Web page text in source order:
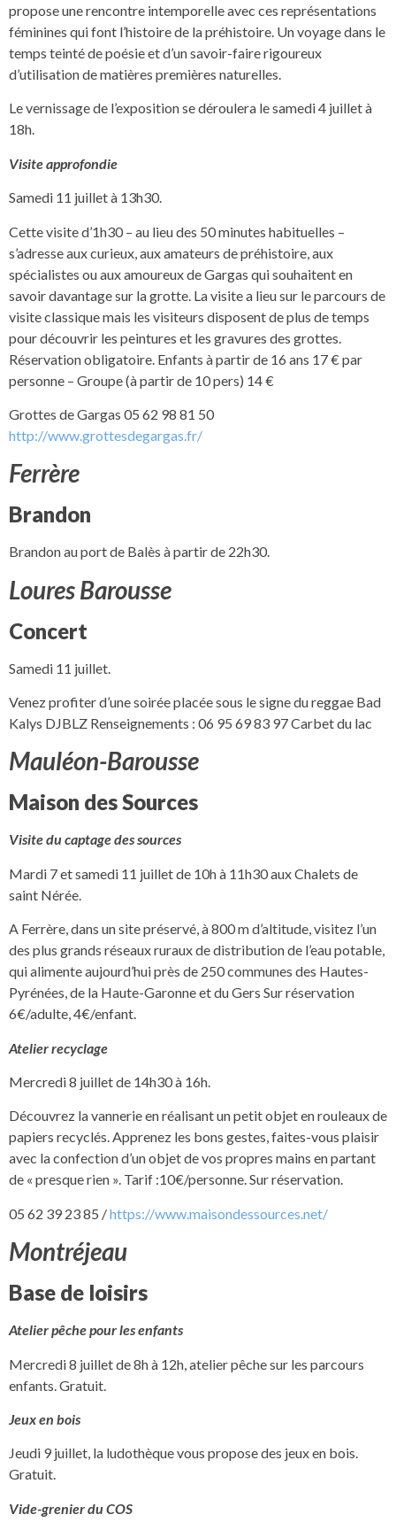
propose une rencontre intemporelle avec ces représentations
féminines qui font l’histoire de la préhistoire. Un voyage dans le
temps teinté de poésie et d’un savoir-faire rigoureux
d’utilisation de matières premières naturelles.
Le vernissage de l’exposition se déroulera le samedi 4 juillet à
18h.
Visite approfondie
Samedi 11 juillet à 13h30.
Cette visite d’1h30 – au lieu des 50 minutes habituelles –
s’adresse aux curieux, aux amateurs de préhistoire, aux
spécialistes ou aux amoureux de Gargas qui souhaitent en
savoir davantage sur la grotte. La visite a lieu sur le parcours de
visite classique mais les visiteurs disposent de plus de temps
pour découvrir les peintures et les gravures des grottes.
Réservation obligatoire. Enfants à partir de 16 ans 17 € par
personne – Groupe (à partir de 10 pers) 14 €
Grottes de Gargas 05 62 98 81 50
http://www.grottesdegargas.fr/
Ferrère
Brandon
Brandon au port de Balès à partir de 22h30.
Loures Barousse
Concert
Samedi 11 juillet.
Venez profiter d’une soirée placée sous le signe du reggae Bad
Kalys DJBLZ Renseignements : 06 95 69 83 97 Carbet du lac
Mauléon-Barousse
Maison des Sources
Visite du captage des sources
Mardi 7 et samedi 11 juillet de 10h à 11h30 aux Chalets de
saint Nérée.
A Ferrère, dans un site préservé, à 800 m d’altitude, visitez l’un
des plus grands réseaux ruraux de distribution de l’eau potable,
qui alimente aujourd’hui près de 250 communes des Hautes-
Pyrénées, de la Haute-Garonne et du Gers Sur réservation
6€/adulte, 4€/enfant.
Atelier recyclage
Mercredi 8 juillet de 14h30 à 16h.
Découvrez la vannerie en réalisant un petit objet en rouleaux de
papiers recyclés. Apprenez les bons gestes, faites-vous plaisir
avec la confection d’un objet de vos propres mains en partant
de « presque rien ». Tarif :10€/personne. Sur réservation.
05 62 39 23 85 /https://www.maisondessources.net/
Montréjeau
Base de loisirs
Atelier pêche pour les enfants
Mercredi 8 juillet de 8h à 12h, atelier pêche sur les parcours
enfants. Gratuit.
Jeux en bois
Jeudi 9 juillet, la ludothèque vous propose des jeux en bois.
Gratuit.
Vide-grenier du COS